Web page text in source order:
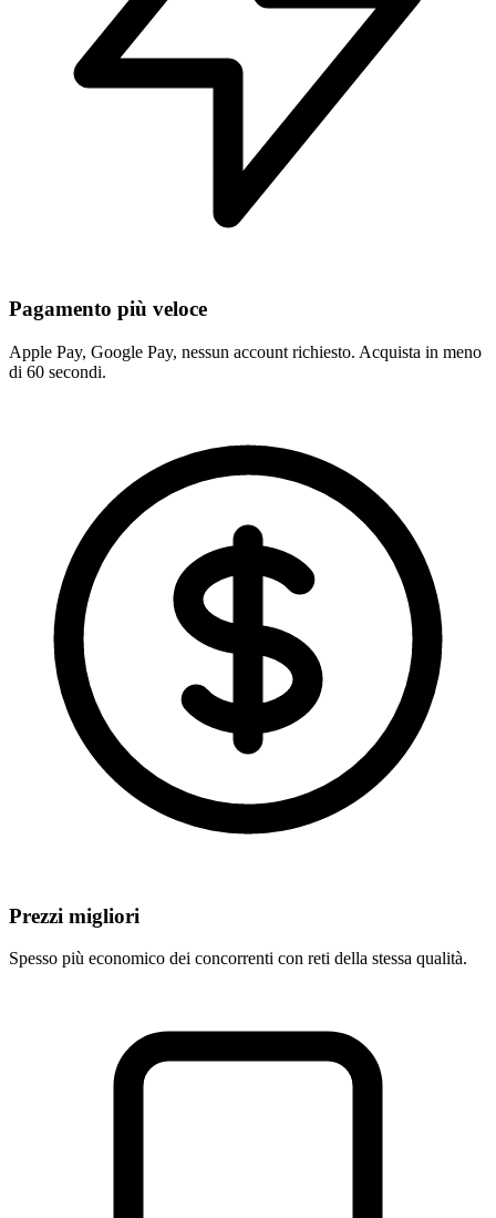
Pagamento più veloce
Apple Pay, Google Pay, nessun account richiesto. Acquista in meno
di 60 secondi.
Prezzi migliori
Spesso più economico dei concorrenti con reti della stessa qualità.